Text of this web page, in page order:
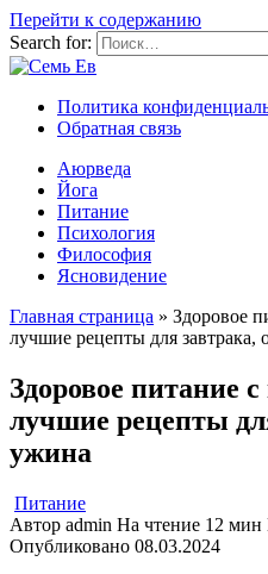
Перейти к содержанию
Search for:
Политика
Обратная связь
Аюрведа
Йога
Питание
Психология
Философия
Ясновидение
Главная страница » Здоровое
лучшие рецепты для завтрака,
Здоровое питание
лучшие рецепты
ужина
Питание
Автор admin На чтение 12 мин
Опубликовано 08.03.2024